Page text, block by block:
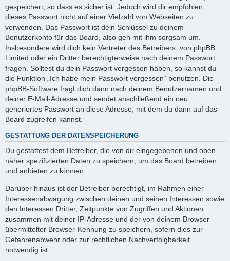
gespeichert, so dass es sicher ist. Jedoch wird dir empfohlen,
dieses Passwort nicht auf einer Vielzahl von Webseiten zu
verwenden. Das Passwort ist dein Schlüssel zu deinem
Benutzerkonto für das Board, also geh mit ihm sorgsam um.
Insbesondere wird dich kein Vertreter des Betreibers, von phpBB
Limited oder ein Dritter berechtigterweise nach deinem Passwort
fragen. Solltest du dein Passwort vergessen haben, so kannst du
die Funktion „Ich habe mein Passwort vergessen“ benutzen. Die
phpBB-Software fragt dich dann nach deinem Benutzernamen und
deiner E-Mail-Adresse und sendet anschließend ein neu
generiertes Passwort an diese Adresse, mit dem du dann auf das
Board zugreifen kannst.
GESTATTUNG DER DATENSPEICHERUNG
Du gestattest dem Betreiber, die von dir eingegebenen und oben
näher spezifizierten Daten zu speichern, um das Board betreiben
und anbieten zu können.
Darüber hinaus ist der Betreiber berechtigt, im Rahmen einer
Interessenabwägung zwischen deinen und seinen Interessen sowie
den Interessen Dritter, Zeitpunkte von Zugriffen und Aktionen
zusammen mit deiner IP-Adresse und der von deinem Browser
übermittelter Browser-Kennung zu speichern, sofern dies zur
Gefahrenabwehr oder zur rechtlichen Nachverfolgbarkeit
notwendig ist.